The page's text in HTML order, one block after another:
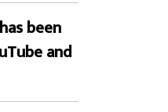
been
and